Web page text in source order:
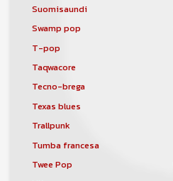
Suomisaundi
Swamp pop
T-pop
Taqwacore
Tecno-brega
Texas blues
Trallpunk
Tumba francesa
Twee Pop